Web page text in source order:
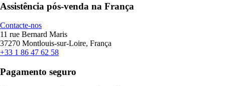
Assistência pós-venda na França
Contacte-nos
11 rue Bernard Maris
37270 Montlouis-sur-Loire, França
+33 1 86 47 62 58
Pagamento seguro